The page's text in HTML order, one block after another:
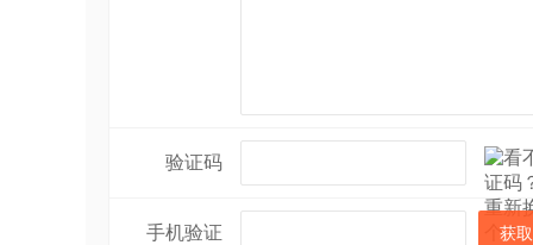
验证码
手机验证 获